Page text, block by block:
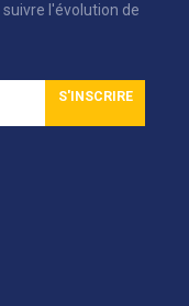
l'évolution de
S'INSCRIRE